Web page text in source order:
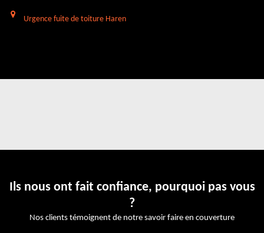
Urgence fuite de toiture Haren
Ils nous ont fait confiance, pourquoi pas vous
?
Nos clients témoignent de notre savoir faire en couverture